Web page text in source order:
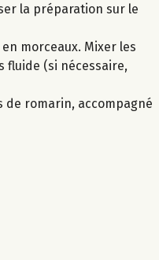
la préparation sur le
morceaux. Mixer les
fluide (si nécessaire,
de romarin, accompagné